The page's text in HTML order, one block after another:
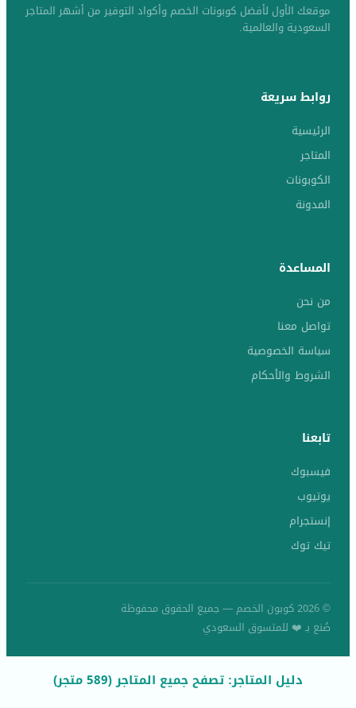
موقعك الأول لأفضل كوبونات الخصم وأكواد التوفير من أشهر المتاجر
السعودية والعالمية.
روابط سريعة
الرئيسية
المتاجر
الكوبونات
المدونة
المساعدة
من نحن
تواصل معنا
سياسة الخصوصية
الشروط والأحكام
تابعنا
فيسبوك
يوتيوب
إنستجرام
تيك توك
© 2026 كوبون الخصم — جميع الحقوق محفوظة
صُنع بـ ❤️ للمتسوق السعودي
دليل المتاجر: تصفح جميع المتاجر (589 متجر)